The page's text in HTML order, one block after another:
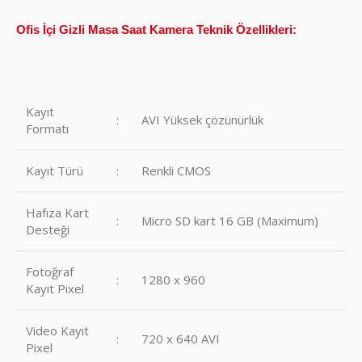
Ofis İçi Gizli Masa Saat Kamera Teknik Özellikleri:
Kayıt
Formatı
: AVI Yüksek çözünürlük
Kayıt Türü : Renkli CMOS
Hafıza Kart
Desteği
: Micro SD kart 16 GB (Maximum)
Fotoğraf
Kayıt Pixel
: 1280 x 960
Video Kayıt
Pixel
: 720 x 640 AVI